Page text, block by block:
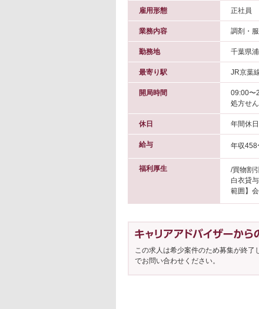
雇用形態 正社員
業務内容 調剤・
勤務地 千葉県
最寄り駅 JR京葉
開局時間
09:00〜
処方せ
休日 年間休
給与 年収458
福利厚生
/買物割
白衣貸
範囲】
この求人は希少案件のため募集が終了
でお問い合わせください。